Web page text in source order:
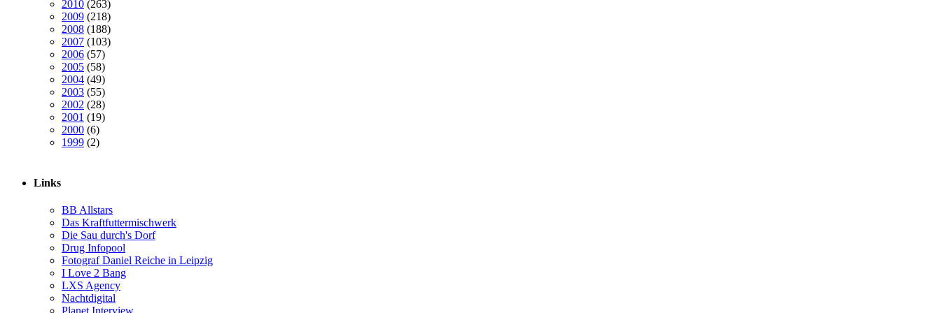
2010 (263)
2009 (218)
2008 (188)
2007 (103)
2006 (57)
2005 (58)
2004 (49)
2003 (55)
2002 (28)
2001 (19)
2000 (6)
1999 (2)
Links
BB Allstars
Das Kraftfuttermischwerk
Die Sau durch's Dorf
Drug Infopool
Fotograf Daniel Reiche in Leipzig
I Love 2 Bang
LXS Agency
Nachtdigital
Planet Interview